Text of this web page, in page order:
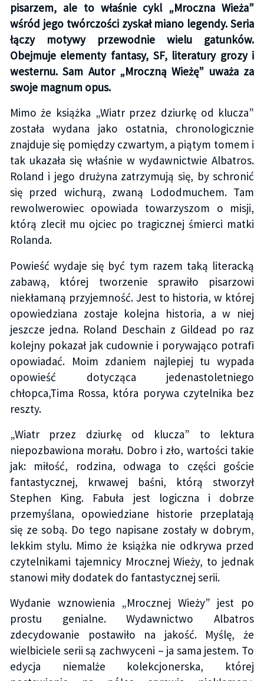
pisarzem, ale to właśnie cykl „Mroczna Wieża”
wśród jego twórczości zyskał miano legendy. Seria
łączy motywy przewodnie wielu gatunków.
Obejmuje elementy fantasy, SF, literatury grozy i
westernu. Sam Autor „Mroczną Wieżę” uważa za
swoje magnum opus.
Mimo że książka „Wiatr przez dziurkę od klucza”
została wydana jako ostatnia, chronologicznie
znajduje się pomiędzy czwartym, a piątym tomem i
tak ukazała się właśnie w wydawnictwie Albatros.
Roland i jego drużyna zatrzymują się, by schronić
się przed wichurą, zwaną Lododmuchem. Tam
rewolwerowiec opowiada towarzyszom o misji,
którą zlecił mu ojciec po tragicznej śmierci matki
Rolanda.
Powieść wydaje się być tym razem taką literacką
zabawą, której tworzenie sprawiło pisarzowi
niekłamaną przyjemność. Jest to historia, w której
opowiedziana zostaje kolejna historia, a w niej
jeszcze jedna. Roland Deschain z Gildead po raz
kolejny pokazał jak cudownie i porywająco potrafi
opowiadać. Moim zdaniem najlepiej tu wypada
opowieść dotycząca jedenastoletniego
chłopca,Tima Rossa, która porywa czytelnika bez
reszty.
„Wiatr przez dziurkę od klucza” to lektura
niepozbawiona morału. Dobro i zło, wartości takie
jak: miłość, rodzina, odwaga to części goście
fantastycznej, krwawej baśni, którą stworzył
Stephen King. Fabuła jest logiczna i dobrze
przemyślana, opowiedziane historie przeplatają
się ze sobą. Do tego napisane zostały w dobrym,
lekkim stylu. Mimo że książka nie odkrywa przed
czytelnikami tajemnicy Mrocznej Wieży, to jednak
stanowi miły dodatek do fantastycznej serii.
Wydanie wznowienia „Mrocznej Wieży” jest po
prostu genialne. Wydawnictwo Albatros
zdecydowanie postawiło na jakość. Myślę, że
wielbiciele serii są zachwyceni – ja sama jestem. To
edycja niemalże kolekcjonerska, której